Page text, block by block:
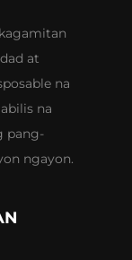
at
na
na
pang-
ngayon.